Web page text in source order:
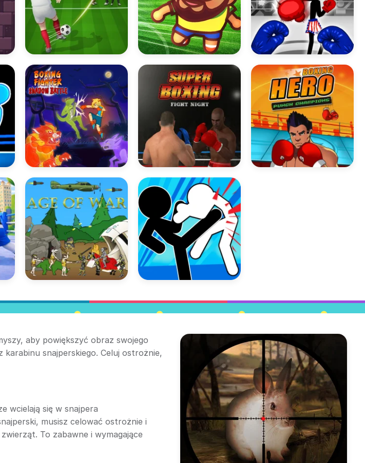
aby powiększyć obraz swojego
karabinu snajperskiego. Celuj ostrożnie,
wcielają się w snajpera
musisz celować ostrożnie i
To zabawne i wymagające